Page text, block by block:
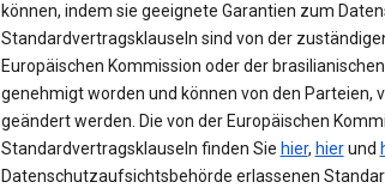
können, indem sie geeignete Garantien zum
Standardvertragsklauseln sind von der
Europäischen Kommission oder der
genehmigt worden und können von den Parteien,
geändert werden. Die von der Europäischen
Standardvertragsklauseln finden Sie hier, hierund
Datenschutzaufsichtsbehörde erlassenen